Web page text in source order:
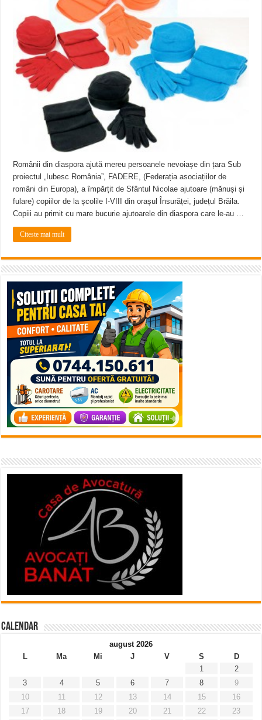
ANUNȚ OPRIRE APĂ în Reșița – avarie – 04.08.2026 – str. Văliugului și
ANUNŢ OPRIRE APĂ în CARANSEBEȘ – 04.08.2026 – avarie – Calea
Românii din diaspora ajută mereu persoanele nevoiașe din țara Sub
proiectul „Iubesc România”, FADERE, (Federația asociațiilor de
români din Europa), a împărțit de Sfântul Nicolae ajutoare (mănuși și
fulare) copiilor de la școlile I-VIII din orașul Însurăței, județul Brăila.
Copiii au primit cu mare bucurie ajutoarele din diaspora care le-au …
Citeste mai mult
Calendar
august 2026
L
Ma Mi J V S
D
1
2
3
4 5 6 7 8
9
10
11 12 13 14 15
16
17
18 19 20 21 22
23